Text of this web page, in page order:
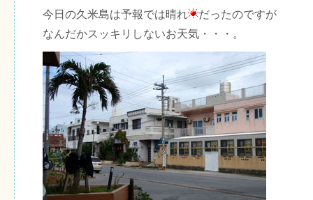
今日の久米島は予報では晴れ
だったのですが
なんだかスッキリしないお天気・・・。